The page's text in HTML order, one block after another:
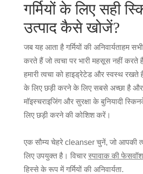
गर्मियों के लिए सही
उत्पाद कैसे खोजें?
जब यह आता है गर्मियों की अनिवार्यताहम
करते हैं जो त्वचा पर भारी महसूस नहीं करते
हमारी त्वचा को हाइड्रेटेड और स्वस्थ
के लिए छड़ी करने के लिए सबसे अच्छा है
मॉइस्चराइजिंग और सुरक्षा के बुनियादी
लिए छड़ी करने की कोशिश करें।
एक सौम्य चेहरे cleanser चुनें, जो आपकी
लिए उपयुक्त है। विचार स्पावाक की
हिस्से के रूप मेंगर्मियों की अनिवार्यता.